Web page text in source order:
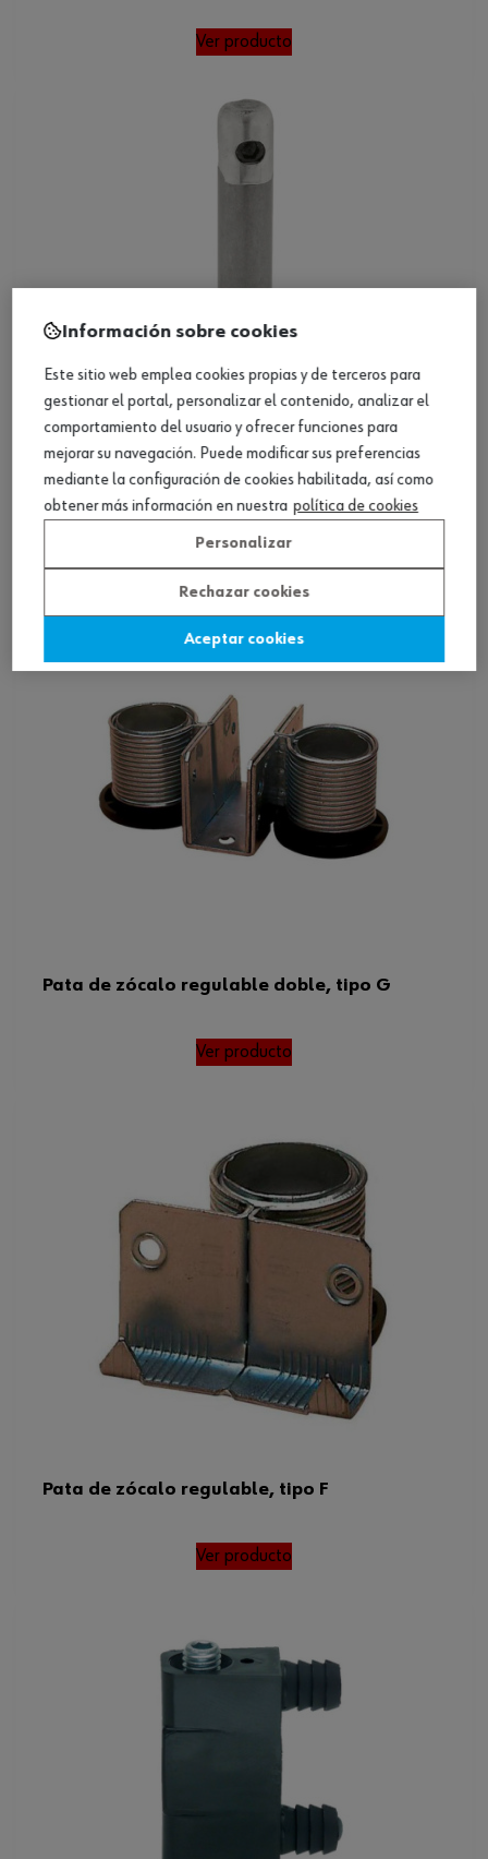
Ver producto
Nivelador de muebles, tipo R
Ver producto
Pata de zócalo regulable doble, tipo G
Ver producto
Pata de zócalo regulable, tipo F
Ver producto
Información sobre cookies
Este sitio web emplea cookies propias y de terceros para
gestionar el portal, personalizar el contenido, analizar el
comportamiento del usuario y ofrecer funciones para
mejorar su navegación. Puede modificar sus preferencias
mediante la configuración de cookies habilitada, así como
obtener más información en nuestra política de cookies
Personalizar
Rechazar cookies
Aceptar cookies